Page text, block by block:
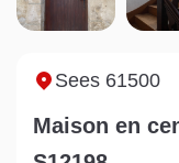
Sarthe pour
vente
Sees 61500
Maison en